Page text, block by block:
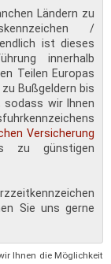
Ländern zu
/
ist dieses
innerhalb
Teilen Europas
Bußgeldern bis
sodass wir Ihnen
Versicherung
zu günstigen
Sie uns gerne
Ihnen die Möglichkeit